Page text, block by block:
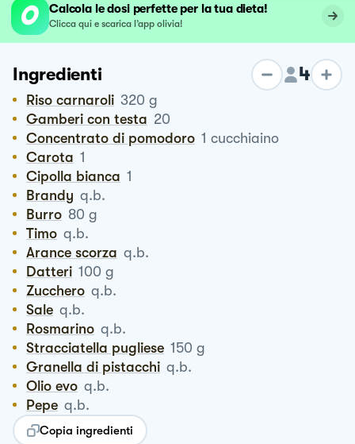
Calcola le dosi perfette per la tua dieta!
Clicca qui e scarica l’app olivia!
Ingredienti 4
Riso carnaroli 320 g
Gamberi con testa 20
Concentrato di pomodoro 1 cucchiaino
Carota 1
Cipolla bianca 1
Brandy q.b.
Burro 80 g
Timo q.b.
Arance scorza q.b.
Datteri 100 g
Zucchero q.b.
Sale q.b.
Rosmarino q.b.
Stracciatella pugliese 150 g
Granella di pistacchi q.b.
Olio evo q.b.
Pepe q.b.
Copia ingredienti